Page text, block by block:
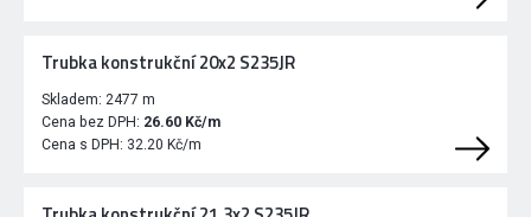
Trubka konstrukční 20x2 S235JR
Skladem: 2477 m
Cena bez DPH: 26.60 Kč/m
Cena s DPH: 32.20 Kč/m